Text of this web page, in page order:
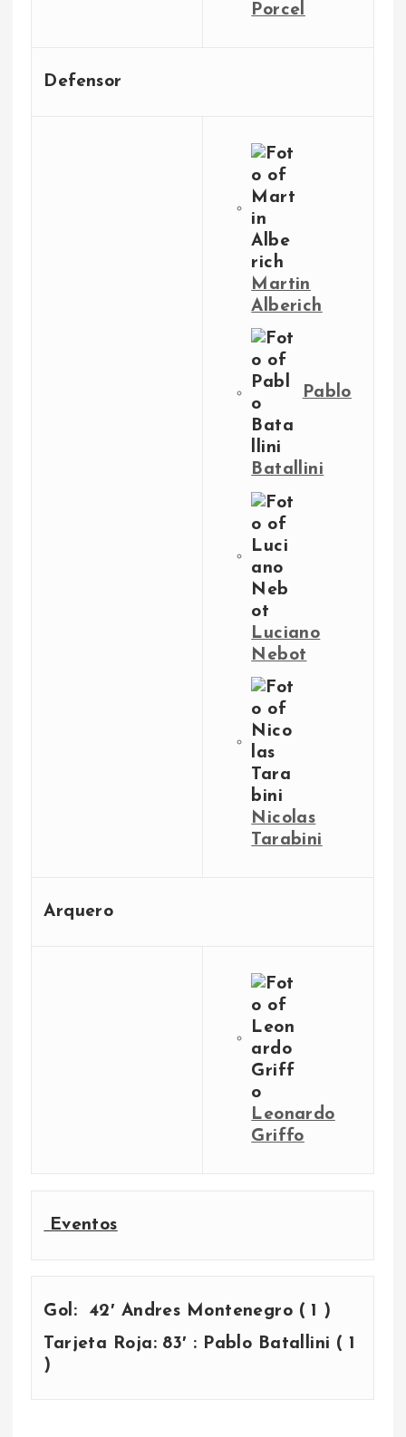
Porcel
Defensor
Martin
Alberich
Pablo
Batallini
Luciano
Nebot
Nicolas
Tarabini
Arquero
Leonardo
Griffo
Eventos
Gol: 42′ Andres Montenegro ( 1 )
Tarjeta Roja: 83′ : Pablo Batallini ( 1
)